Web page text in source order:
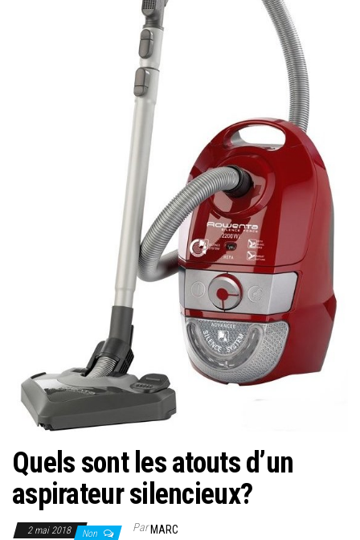
Quels sont les atouts d’un
aspirateur silencieux?
2 mai 2018 Non ParMARC